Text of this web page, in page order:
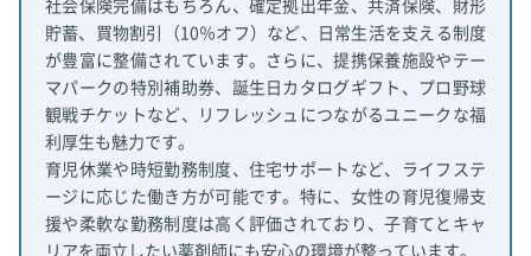
社会保険完備はもちろん、確定拠出年金、共済保険、財形
貯蓄、買物割引（10％オフ）など、日常生活を支える制度
が豊富に整備されています。さらに、提携保養施設やテー
マパークの特別補助券、誕生日カタログギフト、プロ野球
観戦チケットなど、リフレッシュにつながるユニークな福
利厚生も魅力です。
育児休業や時短勤務制度、住宅サポートなど、ライフステ
ージに応じた働き方が可能です。特に、女性の育児復帰支
援や柔軟な勤務制度は高く評価されており、子育てとキャ
リアを両立したい薬剤師にも安心の環境が整っています。